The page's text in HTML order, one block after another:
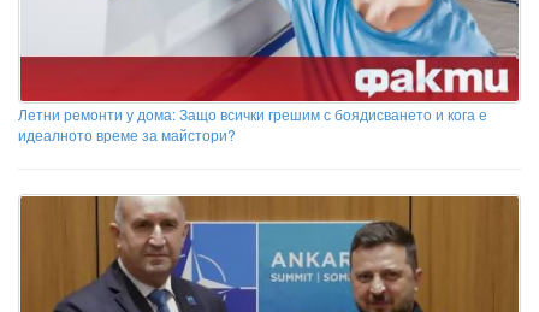
Летни ремонти у дома: Защо всички грешим с боядисването и кога е
идеалното време за майстори?